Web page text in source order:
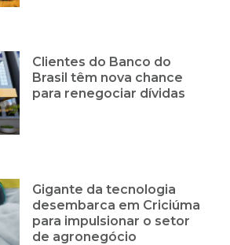
Clientes do Banco do
Brasil têm nova chance
para renegociar dívidas
Gigante da tecnologia
desembarca em Criciúma
para impulsionar o setor
de agronegócio